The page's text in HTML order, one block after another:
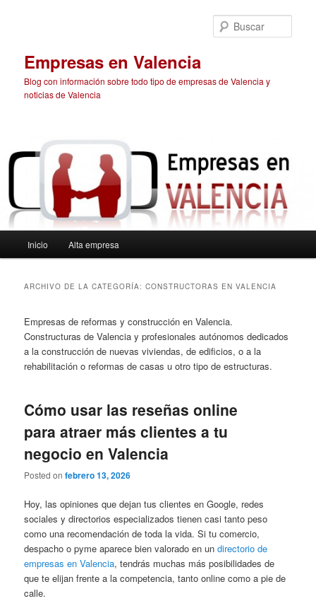
Empresas en Valencia
Blog con información sobre todo tipo de empresas de Valencia y
noticias de Valencia
principal
Inicio Alta empresa
ARCHIVO DE LA CATEGORÍA:CONSTRUCTORAS EN VALENCIA
Empresas de reformas y construcción en Valencia.
Constructuras de Valencia y profesionales autónomos dedicados
a la construcción de nuevas viviendas, de edificios, o a la
rehabilitación o reformas de casas u otro tipo de estructuras.
Cómo usar las reseñas online
para atraer más clientes a tu
negocio en Valencia
Posted onfebrero 13, 2026
Hoy, las opiniones que dejan tus clientes en Google, redes
sociales y directorios especializados tienen casi tanto peso
como una recomendación de toda la vida. Si tu comercio,
despacho o pyme aparece bien valorado en undirectorio de
empresas en Valencia, tendrás muchas más posibilidades de
que te elijan frente a la competencia, tanto online como a pie de
calle.